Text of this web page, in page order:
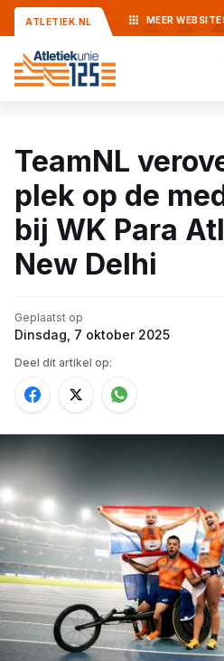
ATLETIEK.NL MEER
TeamNL
plek op de
bij WK Para
New Delhi
Geplaatst op
Dinsdag, 7 oktober 2025
Deel dit artikel op: